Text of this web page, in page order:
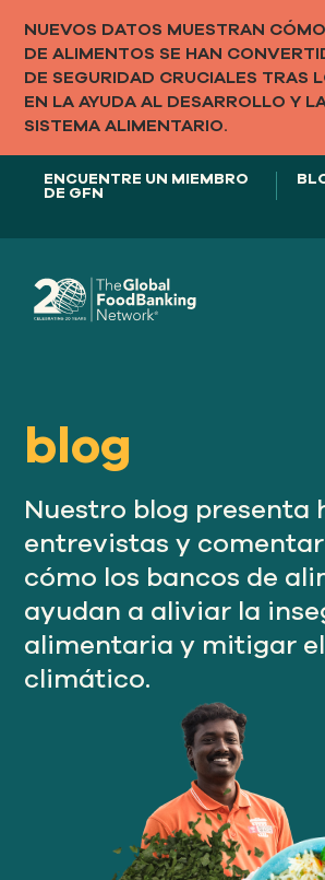
NUEVOS DATOS MUESTRAN
DE ALIMENTOS SE HAN
DE SEGURIDAD CRUCIALES TRAS
EN LA AYUDA AL DESARROLLO Y
SISTEMA ALIMENTARIO.
ENCUENTRE UN MIEMBRO
DE GFN
ENFOQUE
Nuestro
IMPACTO
NUESTRA MISIÓN
blog
Nuestro blog presenta
entrevistas y
cómo los bancos de
ayudan a aliviar la
alimentaria y mitigar
climático.